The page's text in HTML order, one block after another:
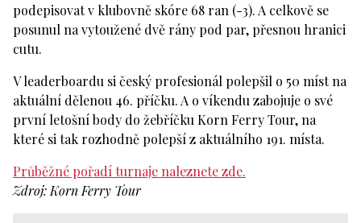
podepisovat v klubovně skóre 68 ran (-3). A celkově se
posunul na vytoužené dvě rány pod par, přesnou hranici
cutu.
V leaderboardu si český profesionál polepšil o 50 míst na
aktuální dělenou 46. příčku. A o víkendu zabojuje o své
první letošní body do žebříčku Korn Ferry Tour, na
které si tak rozhodně polepší z aktuálního 191. místa.
Průběžné pořadí turnaje naleznete zde.
Zdroj: Korn Ferry Tour